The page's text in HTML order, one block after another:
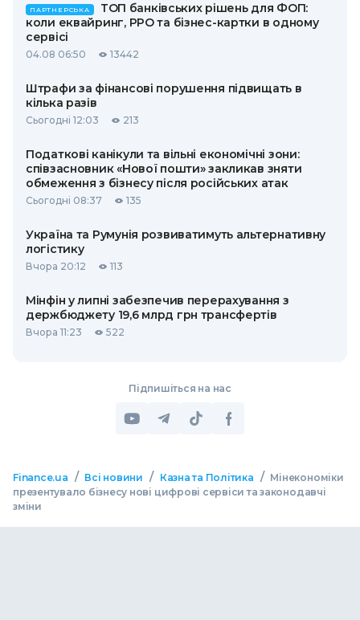
ПАРТНЕРСЬКА
ТОП банківських рішень для ФОП:
коли еквайринг, РРО та бізнес-картки в одному
сервісі
04.08 06:50 13442
Штрафи за фінансові порушення підвищать в
кілька разів
Сьогодні 12:03 213
Податкові канікули та вільні економічні зони:
співзасновник «Нової пошти» закликав зняти
обмеження з бізнесу після російських атак
Сьогодні 08:37 135
Україна та Румунія розвиватимуть альтернативну
логістику
Вчора 20:12 113
Мінфін у липні забезпечив перерахування з
держбюджету 19,6 млрд грн трансфертів
Вчора 11:23 522
Підпишіться на нас
Finance.ua / Всі новини / Казна та Політика / Мінекономіки
презентувало бізнесу нові цифрові сервіси та законодавчі
зміни